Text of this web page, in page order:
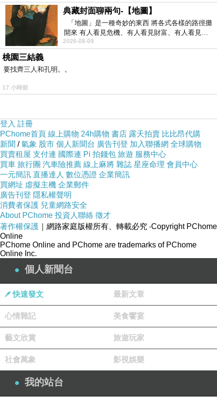
典藏封面聊兩句-【地圖】
「地圖」是一種奇妙的東西 將各式各樣的路徑攤
開來 有人看見危機、有人看見財富、有人看見…
從中可以發掘出不同的
2026-08-09
桃園三結義
要找齊三人和孔明。。
17 小時前
登入 註冊
PChome首頁 線上購物 24h購物 書店 露天拍賣 比比昂代購
新聞 /氣象 股市 個人新聞台 廣告刊登 加入聯播網 全球購物
買賣租屋 支付連 國際連 Pi 拍錢包 旅遊 服務中心
買車 旅行團 汽車險推薦 線上麻將 雜誌 星座命理 會員中心
一元簡訊 直播達人 數位憑證 企業簡訊
買網址 虛擬主機 企業郵件
廣告刊登 隱私權聲明
消費者保護 兒童網路安全
About PChome 投資人聯絡 徵才
著作權保護 ｜網路家庭版權所有、轉載必究 ‧Copyright PChome
Online
PChome Online and PChome are trademarks of PChome
Online Inc.
個人新聞台
快速發文 最新文章
心情雜記 美食饗宴
藝文欣賞 旅遊玩家
社會萬象 影視娛樂
我的站台